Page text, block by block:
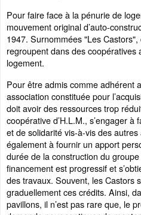
Pour faire face à la pénurie de
mouvement original d’auto-
1947. Surnommées "Les
regroupent dans des
logement.
Pour être admis comme adhérent
association constituée pour
doit avoir des ressources trop
coopérative d’H.L.M., s’engager à
et de solidarité vis-à-vis des autres
également à fournir un apport
durée de la construction du
financement est progressif et
des travaux. Souvent, les Castors
graduellement ces crédits. Ainsi,
pavillons, il n’est pas rare que, le